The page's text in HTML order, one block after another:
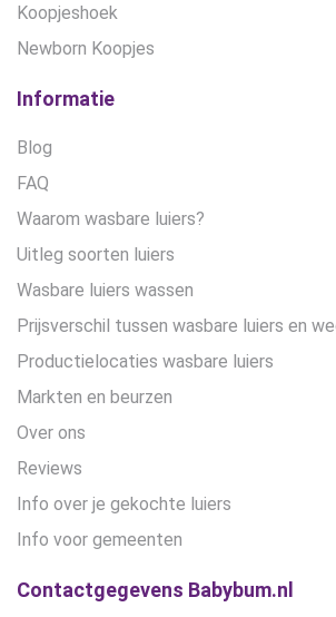
Koopjeshoek
Newborn Koopjes
Informatie
Blog
FAQ
Waarom wasbare luiers?
Uitleg soorten luiers
Wasbare luiers wassen
Prijsverschil tussen wasbare luiers en
Productielocaties wasbare luiers
Markten en beurzen
Over ons
Reviews
Info over je gekochte luiers
Info voor gemeenten
Contactgegevens Babybum.nl